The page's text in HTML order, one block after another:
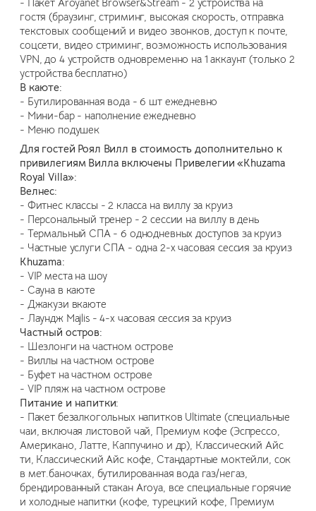
гостя (браузинг, стриминг, высокая скорость, отправка
текстовых сообщений и видео звонков, доступ к почте,
соцсети, видео стриминг, возможность использования
VPN, до 4 устройств одновременно на 1 аккаунт (только 2
устройства бесплатно)
В каюте:
- Бутилированная вода - 6 шт ежедневно
- Мини-бар - наполнение ежедневно
- Меню подушек
Для гостей Роял Вилл в стоимость дополнительно к
привилегиям Вилла включены Привелегии «Khuzama
Royal Villa»:
Велнес:
- Фитнес классы - 2 класса на виллу за круиз
- Персональный тренер - 2 сессии на виллу в день
- Термальный СПА - 6 однодневных доступов за круиз
- Частные услуги СПА - одна 2-х часовая сессия за круиз
Khuzama:
- VIP места на шоу
- Сауна в каюте
- Джакузи вкаюте
- Лаундж Majlis - 4-х часовая сессия за круиз
Частный остров:
- Шезлонги на частном острове
- Виллы на частном острове
- Буфет на частном острове
- VIP пляж на частном острове
Питание и напитки:
- Пакет безалкогольных напитков Ultimate (специальные
чаи, включая листовой чай, Премиум кофе (Эспрессо,
Американо, Латте, Каппучино и др), Классический Айс
ти, Классический Айс кофе, Стандартные моктейли, сок
в мет.баночках, бутилированная вода газ/негаз,
брендированный стакан Aroya, все специальные горячие
и холодные напитки (кофе, турецкий кофе, Премиум